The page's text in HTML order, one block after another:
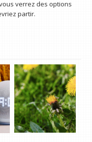
verrez des options
partir.